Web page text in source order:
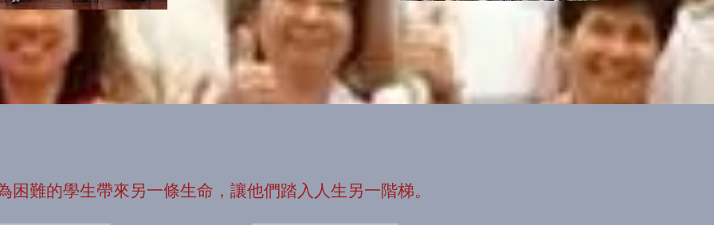
困難的學生帶來另一條生命，讓他們踏入人生另一階梯。